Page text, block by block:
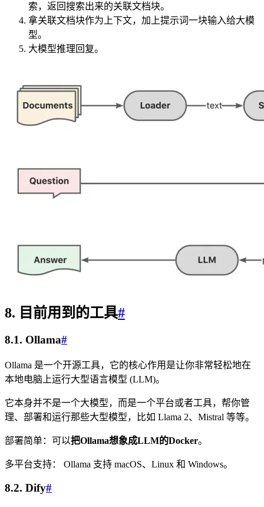
索，返回搜索出来的关联文档块。
拿关联文档块作为上下文，加上提示词一块输入给大模
型。
大模型推理回复。
8. 目前用到的工具#
8.1. Ollama#
Ollama 是一个开源工具，它的核心作用是让你非常轻松地在
本地电脑上运行大型语言模型 (LLM)。
它本身并不是一个大模型，而是一个平台或者工具，帮你管
理、部署和运行那些大型模型，比如 Llama 2、Mistral 等等。
部署简单：可以把Ollama想象成LLM的Docker。
多平台支持： Ollama 支持 macOS、Linux 和 Windows。
8.2. Dify#